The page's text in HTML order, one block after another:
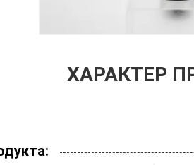
ХАРАКТЕР